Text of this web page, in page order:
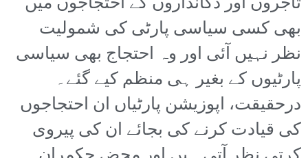
بھی کسی سیاسی پارٹی کی شمولیت
نظر نہیں آئی اور وہ احتجاج بھی سیاسی
پارٹیوں کے بغیر ہی منظم کیے گئے۔
درحقیقت، اپوزیشن پارٹیاں ان احتجاجوں
کی قیادت کرنے کی بجائے ان کی پیروی